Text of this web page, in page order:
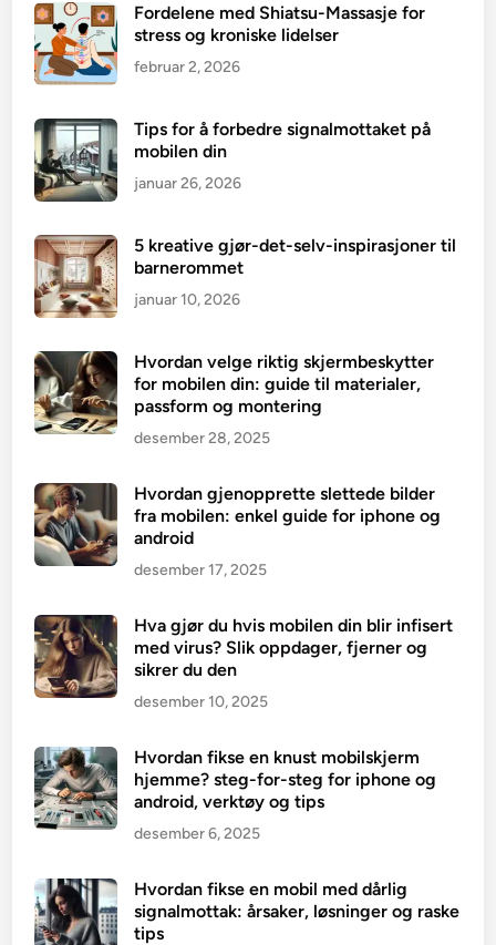
Fordelene med Shiatsu-Massasje for
stress og kroniske lidelser
februar 2, 2026
Tips for å forbedre signalmottaket på
mobilen din
januar 26, 2026
5 kreative gjør-det-selv-inspirasjoner til
barnerommet
januar 10, 2026
Hvordan velge riktig skjermbeskytter
for mobilen din: guide til materialer,
passform og montering
desember 28, 2025
Hvordan gjenopprette slettede bilder
fra mobilen: enkel guide for iphone og
android
desember 17, 2025
Hva gjør du hvis mobilen din blir infisert
med virus? Slik oppdager, fjerner og
sikrer du den
desember 10, 2025
Hvordan fikse en knust mobilskjerm
hjemme? steg-for-steg for iphone og
android, verktøy og tips
desember 6, 2025
Hvordan fikse en mobil med dårlig
signalmottak: årsaker, løsninger og raske
tips